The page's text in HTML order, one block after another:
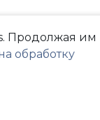
Продолжая им
обработку